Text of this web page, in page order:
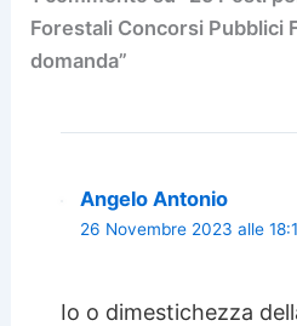
Forestali Concorsi Pubblici
domanda”
Angelo Antonio
26 Novembre 2023 alle
Io o dimestichezza